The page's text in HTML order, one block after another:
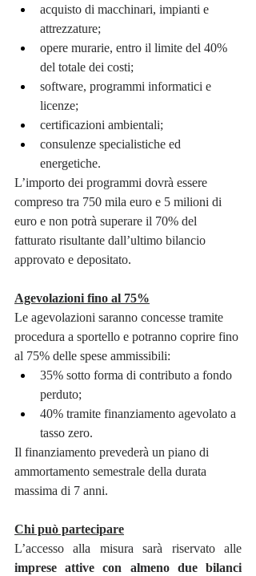
acquisto di macchinari, impianti e
attrezzature;
opere murarie, entro il limite del 40%
del totale dei costi;
software, programmi informatici e
licenze;
certificazioni ambientali;
consulenze specialistiche ed
energetiche.
L’importo dei programmi dovrà essere
compreso tra 750 mila euro e 5 milioni di
euro e non potrà superare il 70% del
fatturato risultante dall’ultimo bilancio
approvato e depositato.
Agevolazioni fino al 75%
Le agevolazioni saranno concesse tramite
procedura a sportello e potranno coprire fino
al 75% delle spese ammissibili:
35% sotto forma di contributo a fondo
perduto;
40% tramite finanziamento agevolato a
tasso zero.
Il finanziamento prevederà un piano di
ammortamento semestrale della durata
massima di 7 anni.
Chi può partecipare
imprese attive con almeno due bilanci